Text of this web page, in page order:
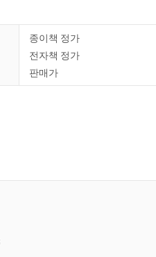
종이책 정가
전자책 정가
판매가